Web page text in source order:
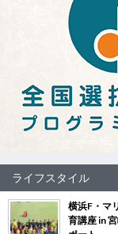
ライフスタイル
横浜F・マ
育講座 in